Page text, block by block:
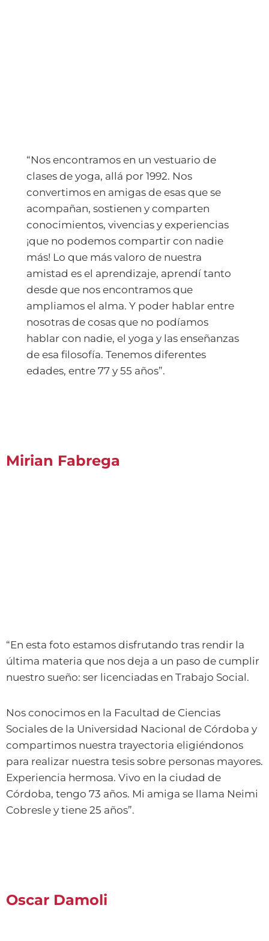
“Nos encontramos en un vestuario de
clases de yoga, allá por 1992. Nos
convertimos en amigas de esas que se
acompañan, sostienen y comparten
conocimientos, vivencias y experiencias
¡que no podemos compartir con nadie
más! Lo que más valoro de nuestra
amistad es el aprendizaje, aprendí tanto
desde que nos encontramos que
ampliamos el alma. Y poder hablar entre
nosotras de cosas que no podíamos
hablar con nadie, el yoga y las enseñanzas
de esa filosofía. Tenemos diferentes
edades, entre 77 y 55 años”.
Mirian Fabrega
“En esta foto estamos disfrutando tras rendir la
última materia que nos deja a un paso de cumplir
nuestro sueño: ser licenciadas en Trabajo Social.
Nos conocimos en la Facultad de Ciencias
Sociales de la Universidad Nacional de Córdoba y
compartimos nuestra trayectoria eligiéndonos
para realizar nuestra tesis sobre personas mayores.
Experiencia hermosa. Vivo en la ciudad de
Córdoba, tengo 73 años. Mi amiga se llama Neimi
Cobresle y tiene 25 años”.
Oscar Damoli